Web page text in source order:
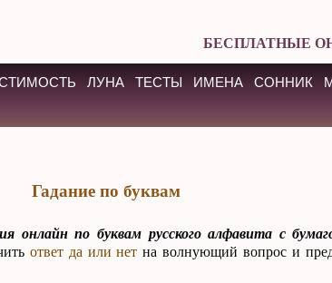
БЕСПЛАТНЫЕ
ЛУНА ТЕСТЫ ИМЕНА СОННИК
Гадание по буквам
онлайн по буквам русского алфавита с
ответ да или нет на волнующий вопрос и